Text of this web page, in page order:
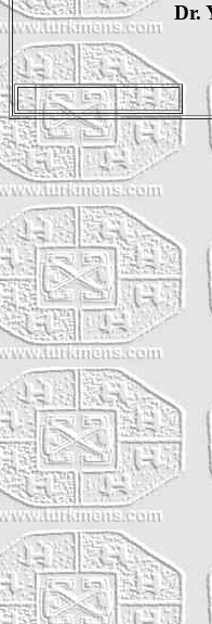
Dr.